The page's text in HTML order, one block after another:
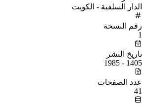
الدار السلفية - الكويت
رقم النسخة
1
تاريخ النشر
1405 - 1985
عدد الصفحات
41